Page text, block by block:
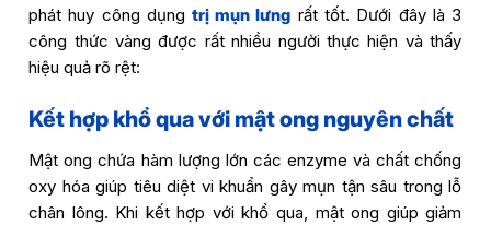
phát huy công dụngtrị mụn lưng rất tốt. Dưới đây là 3
công thức vàng được rất nhiều người thực hiện và thấy
hiệu quả rõ rệt:
Kết hợp khổ qua với mật ong nguyên chất
Mật ong chứa hàm lượng lớn các enzyme và chất chống
oxy hóa giúp tiêu diệt vi khuẩn gây mụn tận sâu trong lỗ
chân lông. Khi kết hợp với khổ qua, mật ong giúp giảm